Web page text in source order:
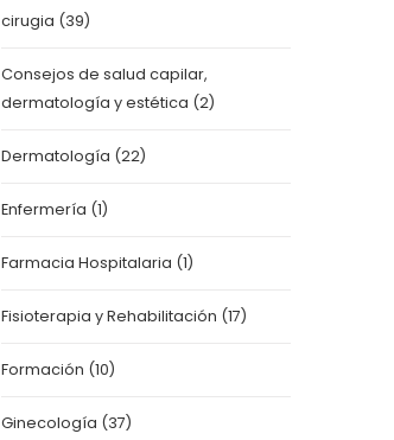
cirugia (39)
Consejos de salud capilar,
dermatología y estética (2)
Dermatología (22)
Enfermería (1)
Farmacia Hospitalaria (1)
Fisioterapia y Rehabilitación (17)
Formación (10)
Ginecología (37)